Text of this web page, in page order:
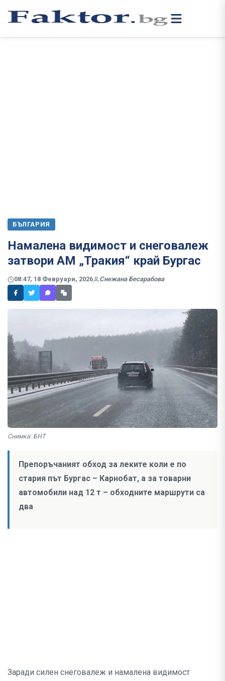
БЪЛГАРИЯ
Намалена видимост и снеговалеж
затвори АМ „Тракия“ край Бургас
08:47, 18 Февруари, 2026 Снежана Бесарабова
Снимка: БНТ
Препоръчаният обход за леките коли е по
стария път Бургас – Карнобат, а за товарни
автомобили над 12 т – обходните маршрути са
два
Заради силен снеговалеж и намалена видимост